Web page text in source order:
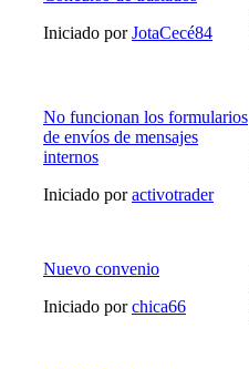
Iniciado porJotaCecé84
No funcionan los formularios
de envíos de mensajes
internos
Iniciado poractivotrader
Nuevo convenio
Iniciado porchica66